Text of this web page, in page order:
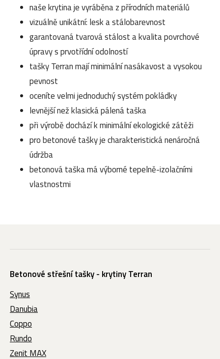
naše krytina je vyráběna z přírodních materiálů
vizuálně unikátní: lesk a stálobarevnost
garantovaná tvarová stálost a kvalita povrchové
úpravy s prvotřídní odolností
tašky Terran mají minimální nasákavost a vysokou
pevnost
oceníte velmi jednoduchý systém pokládky
levnější než klasická pálená taška
při výrobě dochází k minimální ekologické zátěži
pro betonové tašky je charakteristická nenáročná
údržba
betonová taška má výborné tepelně-izolačními
vlastnostmi
Betonové střešní tašky - krytiny Terran
Synus
Danubia
Coppo
Rundo
Zenit MAX